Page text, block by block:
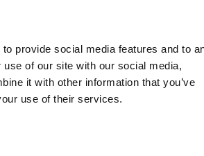
provide social media features and to
of our site with our social media,
it with other information that you’ve
use of their services.